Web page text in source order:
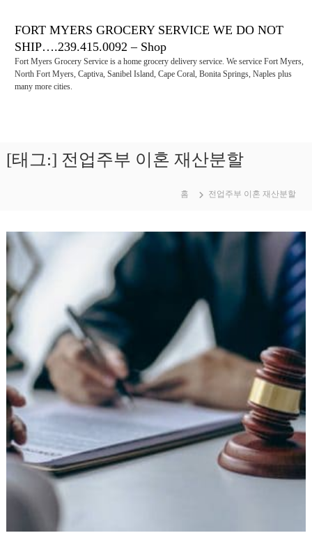
FORT MYERS GROCERY SERVICE WE DO NOT
SHIP….239.415.0092 – Shop
Fort Myers Grocery Service is a home grocery delivery service. We service Fort Myers,
North Fort Myers, Captiva, Sanibel Island, Cape Coral, Bonita Springs, Naples plus
many more cities.
[태그:] 전업주부 이혼 재산분할
홈 전업주부 이혼 재산분할